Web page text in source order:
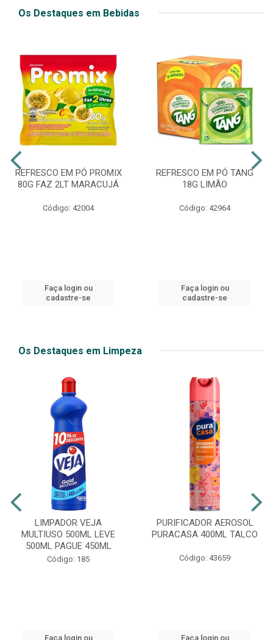
Os Destaques em Bebidas
REFRESCO EM PÓ PROMIX
80G FAZ 2LT MARACUJÁ
Código: 42004
Faça login ou
cadastre-se
REFRESCO EM PÓ TANG
18G LIMÃO
Código: 42964
Faça login ou
cadastre-se
Os Destaques em Limpeza
LIMPADOR VEJA
MULTIUSO 500ML LEVE
500ML PAGUE 450ML
Código: 185
Faça login ou
PURIFICADOR AEROSOL
PURACASA 400ML TALCO
Código: 43659
Faça login ou